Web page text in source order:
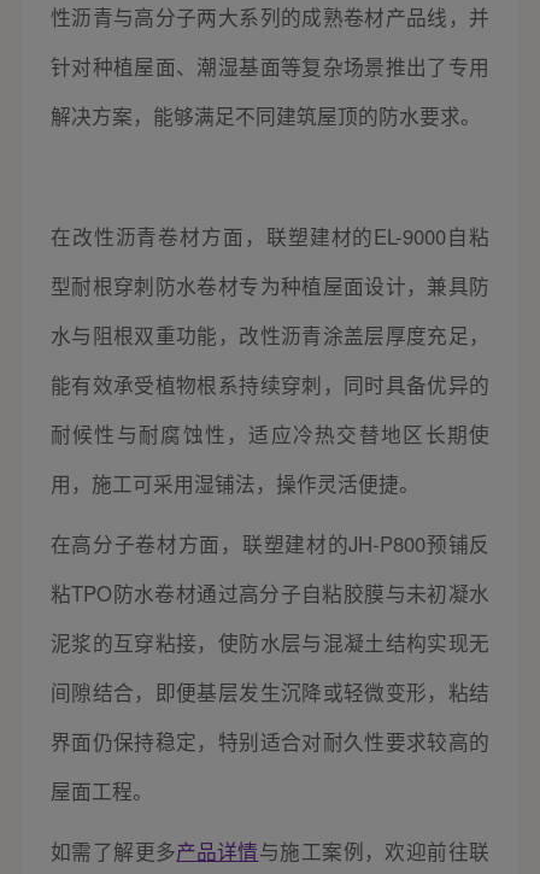
性沥青与高分子两大系列的成熟卷材产品线，并
针对种植屋面、潮湿基面等复杂场景推出了专用
解决方案，能够满足不同建筑屋顶的防水要求。
在改性沥青卷材方面，联塑建材的EL-9000自粘
型耐根穿刺防水卷材专为种植屋面设计，兼具防
水与阻根双重功能，改性沥青涂盖层厚度充足，
能有效承受植物根系持续穿刺，同时具备优异的
耐候性与耐腐蚀性，适应冷热交替地区长期使
用，施工可采用湿铺法，操作灵活便捷。
在高分子卷材方面，联塑建材的JH-P800预铺反
粘TPO防水卷材通过高分子自粘胶膜与未初凝水
泥浆的互穿粘接，使防水层与混凝土结构实现无
间隙结合，即便基层发生沉降或轻微变形，粘结
界面仍保持稳定，特别适合对耐久性要求较高的
屋面工程。
如需了解更多产品详情与施工案例，欢迎前往联